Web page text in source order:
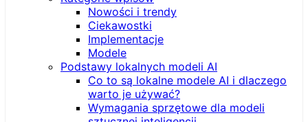
Nowości i trendy
Ciekawostki
Implementacje
Modele
Podstawy lokalnych modeli AI
Co to są lokalne modele AI i dlaczego
warto je używać?
Wymagania sprzętowe dla modeli